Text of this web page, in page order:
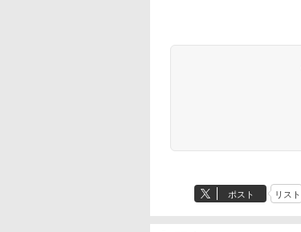
ポスト リスト